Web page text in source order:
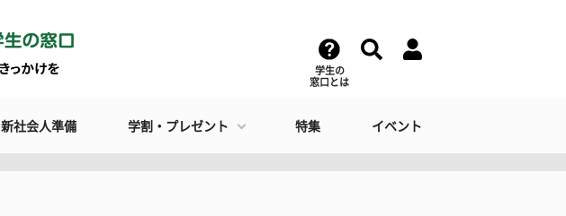
学生の
窓口とは
新社会人準備 学割・プレゼント 特集 イベント